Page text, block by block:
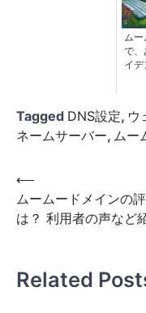
ム
で、
イ
Tagged DNS設定, ウ
ネームサーバー, ムー
投
稿
ナ
ゲ
⟵
ムームードメインの
は？ 利用者の声など
Related